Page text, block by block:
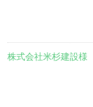
株式会社米杉建設様